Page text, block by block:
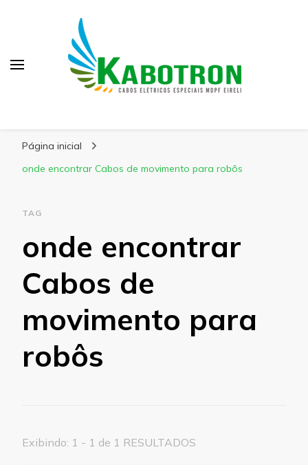
Página inicial
onde encontrar Cabos de movimento para robôs
TAG
onde encontrar
Cabos de
movimento para
robôs
Exibindo: 1 - 1 de 1 RESULTADOS